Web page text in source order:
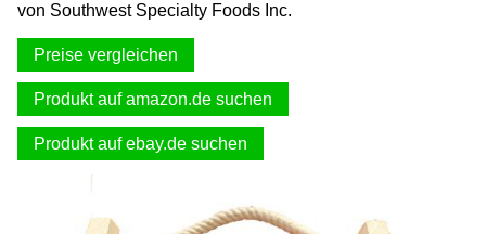
Impressum
von Southwest Specialty Foods Inc.
Preise vergleichen
Produkt auf amazon.de suchen
Produkt auf ebay.de suchen